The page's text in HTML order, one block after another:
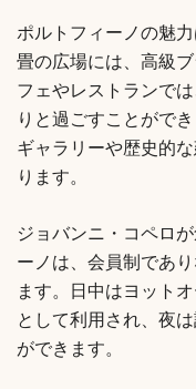
ポルトフィーノの魅
畳の広場には、高級
フェやレストランで
りと過ごすことがで
ギャラリーや歴史的
ります。
ジョバンニ・コペロ
ーノは、会員制であ
ます。日中はヨット
として利用され、夜
ができます。